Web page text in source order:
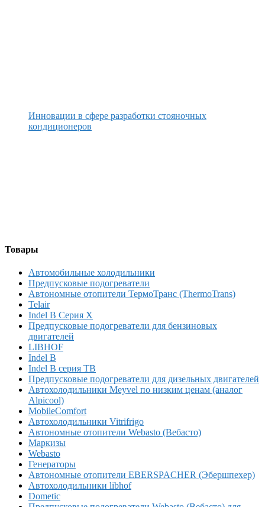
Инновации в сфере разработки стояночных
кондиционеров
Товары
Автомобильные холодильники
Предпусковые подогреватели
Автономные отопители ТермоТранс (ThermoTrans)
Telair
Indel B Серия X
Предпусковые подогреватели для бензиновых
двигателей
LIBHOF
Indel B
Indel B серия TB
Предпусковые подогреватели для дизельных двигателей
Автохолодильники Meyvel по низким ценам (аналог
Alpicool)
MobileComfort
Автохолодильники Vitrifrigo
Автономные отопители Webasto (Вебасто)
Маркизы
Webasto
Генераторы
Автономные отопители EBERSPACHER (Эбершпехер)
Автохолодильники libhof
Dometic